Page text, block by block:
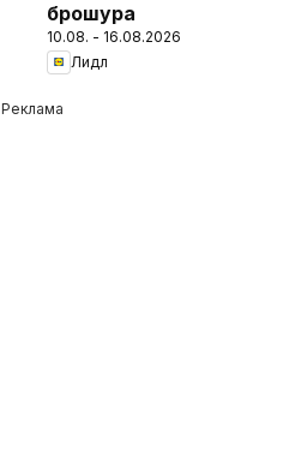
брошура
10.08. - 16.08.2026
Лидл
Реклама